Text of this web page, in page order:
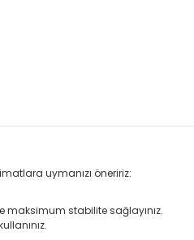
uymanızı öneririz:
maksimum stabilite sağlayınız.